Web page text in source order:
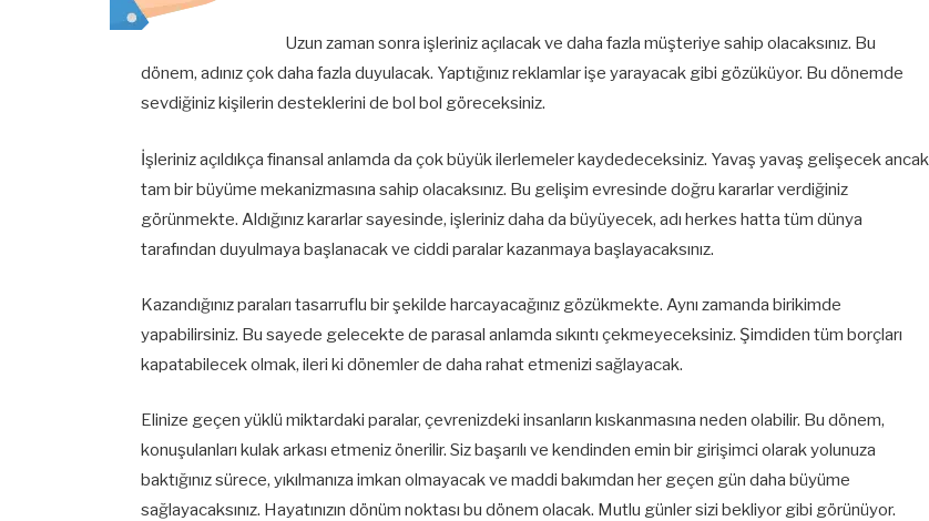
Uzun zaman sonra işleriniz açılacak ve daha fazla müşteriye sahip olacaksınız. Bu
dönem, adınız çok daha fazla duyulacak. Yaptığınız reklamlar işe yarayacak gibi gözüküyor. Bu dönemde
sevdiğiniz kişilerin desteklerini de bol bol göreceksiniz.
İşleriniz açıldıkça finansal anlamda da çok büyük ilerlemeler kaydedeceksiniz. Yavaş yavaş gelişecek ancak
tam bir büyüme mekanizmasına sahip olacaksınız. Bu gelişim evresinde doğru kararlar verdiğiniz
görünmekte. Aldığınız kararlar sayesinde, işleriniz daha da büyüyecek, adı herkes hatta tüm dünya
tarafından duyulmaya başlanacak ve ciddi paralar kazanmaya başlayacaksınız.
Kazandığınız paraları tasarruflu bir şekilde harcayacağınız gözükmekte. Aynı zamanda birikimde
yapabilirsiniz. Bu sayede gelecekte de parasal anlamda sıkıntı çekmeyeceksiniz. Şimdiden tüm borçları
kapatabilecek olmak, ileri ki dönemler de daha rahat etmenizi sağlayacak.
Elinize geçen yüklü miktardaki paralar, çevrenizdeki insanların kıskanmasına neden olabilir. Bu dönem,
konuşulanları kulak arkası etmeniz önerilir. Siz başarılı ve kendinden emin bir girişimci olarak yolunuza
baktığınız sürece, yıkılmanıza imkan olmayacak ve maddi bakımdan her geçen gün daha büyüme
sağlayacaksınız. Hayatınızın dönüm noktası bu dönem olacak. Mutlu günler sizi bekliyor gibi görünüyor.